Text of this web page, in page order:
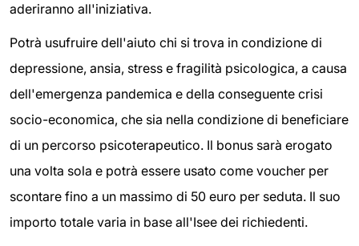
aderiranno all'iniziativa.
Potrà usufruire dell'aiuto chi si trova in condizione di
depressione, ansia, stress e fragilità psicologica, a causa
dell'emergenza pandemica e della conseguente crisi
socio-economica, che sia nella condizione di beneficiare
di un percorso psicoterapeutico. Il bonus sarà erogato
una volta sola e potrà essere usato come voucher per
scontare fino a un massimo di 50 euro per seduta. Il suo
importo totale varia in base all'Isee dei richiedenti.